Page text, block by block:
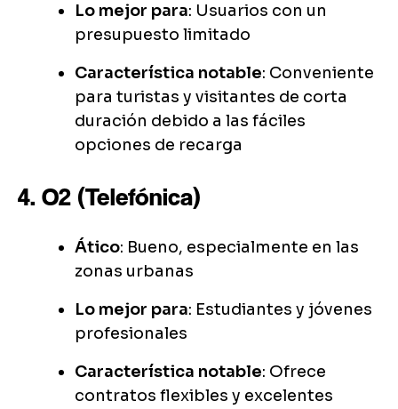
Lo mejor para: Usuarios con un
presupuesto limitado
Característica notable: Conveniente
para turistas y visitantes de corta
duración debido a las fáciles
opciones de recarga
4. O2 (Telefónica)
Ático: Bueno, especialmente en las
zonas urbanas
Lo mejor para: Estudiantes y jóvenes
profesionales
Característica notable: Ofrece
contratos flexibles y excelentes